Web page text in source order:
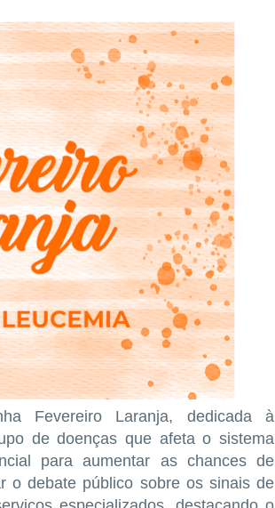
Fevereiro Laranja, dedicada à
de doenças que afeta o sistema
para aumentar as chances de
o debate público sobre os sinais de